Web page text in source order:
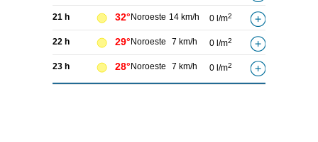
21 h 32° Noroeste 14 km/h 0 l/m2
22 h 29° Noroeste 7 km/h 0 l/m2
23 h 28° Noroeste 7 km/h 0 l/m2